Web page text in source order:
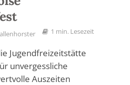
1 min. Lesezeit
Jugendfreizeitstätte
unvergessliche
Auszeiten